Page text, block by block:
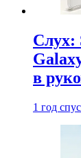
Слух:
в
1 год